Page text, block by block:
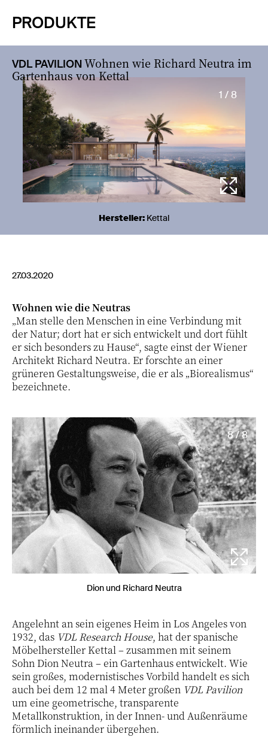
PRODUKTE
VDL PAVILION Wohnen wie Richard Neutra im
Gartenhaus von Kettal
1 / 8
Hersteller: Kettal
27.03.2020
Wohnen wie die Neutras
„Man stelle den Menschen in eine Verbindung mit
der Natur; dort hat er sich entwickelt und dort fühlt
er sich besonders zu Hause“, sagte einst der Wiener
Architekt Richard Neutra. Er forschte an einer
grüneren Gestaltungsweise, die er als „Biorealismus“
bezeichnete.
8 / 8
Dion und Richard Neutra
Angelehnt an sein eigenes Heim in Los Angeles von
1932, das VDL Research House, hat der spanische
Möbelhersteller Kettal – zusammen mit seinem
Sohn Dion Neutra – ein Gartenhaus entwickelt. Wie
sein großes, modernistisches Vorbild handelt es sich
auch bei dem 12 mal 4 Meter großen VDL Pavilion
um eine geometrische, transparente
Metallkonstruktion, in der Innen- und Außenräume
förmlich ineinander übergehen.